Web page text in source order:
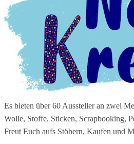
Es bieten über 60 Aussteller an zwei
Wolle, Stoffe, Sticken, Scrapbooking,
Freut Euch aufs Stöbern, Kaufen und